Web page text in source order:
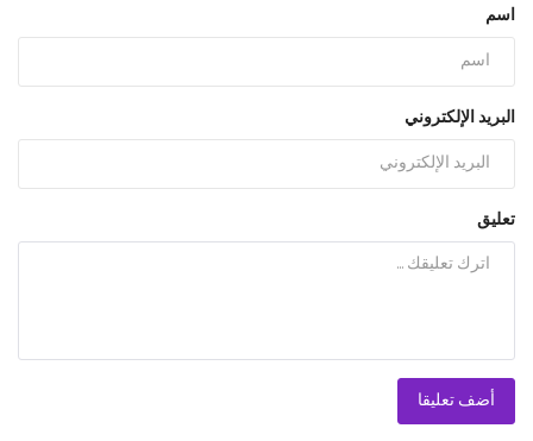
اسم
البريد الإلكتروني
تعليق
أضف تعليقا